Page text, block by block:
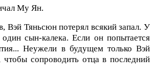
Му Ян.
Вэй Тяньсюн потерял всякий запал. У
сын-калека. Если он попытается
Неужели в будущем только Вэй
сопроводить отца в последний